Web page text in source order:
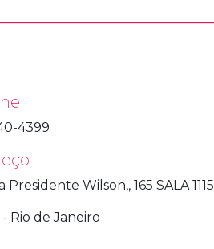
4399
Presidente Wilson,, 165 SALA 1115
Rio de Janeiro